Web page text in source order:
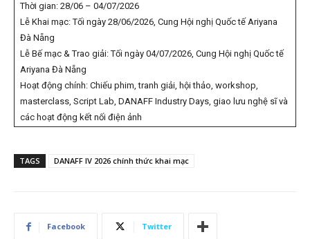
Thời gian: 28/06 – 04/07/2026
Lễ Khai mạc: Tối ngày 28/06/2026, Cung Hội nghị Quốc tế Ariyana
Đà Nẵng
Lễ Bế mạc & Trao giải: Tối ngày 04/07/2026, Cung Hội nghị Quốc tế
Ariyana Đà Nẵng
Hoạt động chính: Chiếu phim, tranh giải, hội thảo, workshop,
masterclass, Script Lab, DANAFF Industry Days, giao lưu nghệ sĩ và
các hoạt động kết nối điện ảnh
TAGS DANAFF IV 2026 chính thức khai mạc
Facebook Twitter